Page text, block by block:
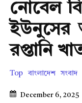
নোবেল
ইউনুসের
রপ্তানি
Top বাংলাদেশ সংবাদ
December 6, 2025